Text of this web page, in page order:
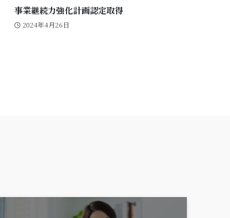
事業継続力強化計画認定取得
2024年4月26日